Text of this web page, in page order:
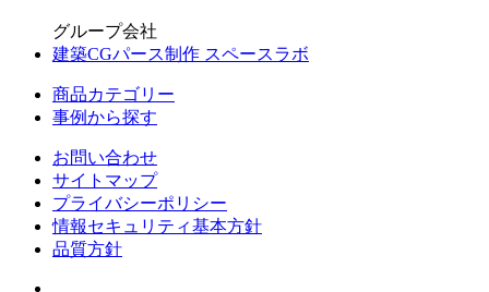
グループ会社
建築CGパース制作 スペースラボ
商品カテゴリー
事例から探す
お問い合わせ
サイトマップ
プライバシーポリシー
情報セキュリティ基本方針
品質方針